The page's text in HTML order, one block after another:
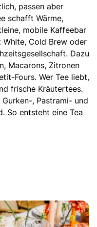
passen aber
schafft Wärme,
mobile Kaffeebar
White, Cold Brew oder
Dazu
Macarons, Zitronen
Fours. Wer Tee liebt,
frische Kräutertees.
Gurken-, Pastrami- und
So entsteht eine Tea